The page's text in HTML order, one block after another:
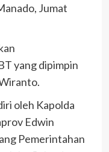
Jumat
yang dipimpin
oleh Kapolda
Edwin
Pemerintahan